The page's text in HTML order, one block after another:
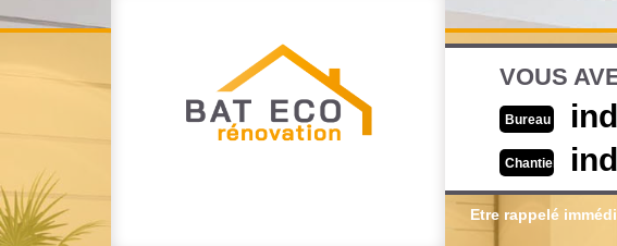
VOUS
Bureau
Chantier
Etre rappelé